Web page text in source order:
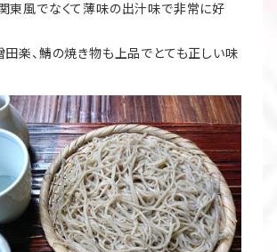
東風でなくて薄味の出汁味で非常に好
田楽、鯖の焼き物も上品でとても正しい味